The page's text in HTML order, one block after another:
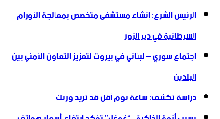
الرئيس الشرع: إنشاء ‌‏مستشفى متخصص بمعالجة الأورام
السرطانية في دير الزور
اجتماع سوري – لبناني في بيروت لتعزيز التعاون ‏الأمني ‏بين
البلدين
دراسة تكشف: ساعة نوم أقل قد تزيد وزنك